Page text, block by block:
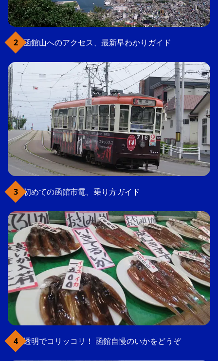
函館山へのアクセス、最新早わかりガイド
初めての函館市電、乗り方ガイド
透明でコリッコリ！ 函館自慢のいかをどうぞ